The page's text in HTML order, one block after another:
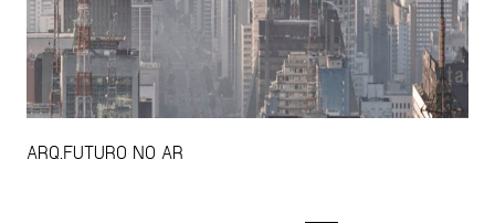
ARQ.FUTURO NO AR